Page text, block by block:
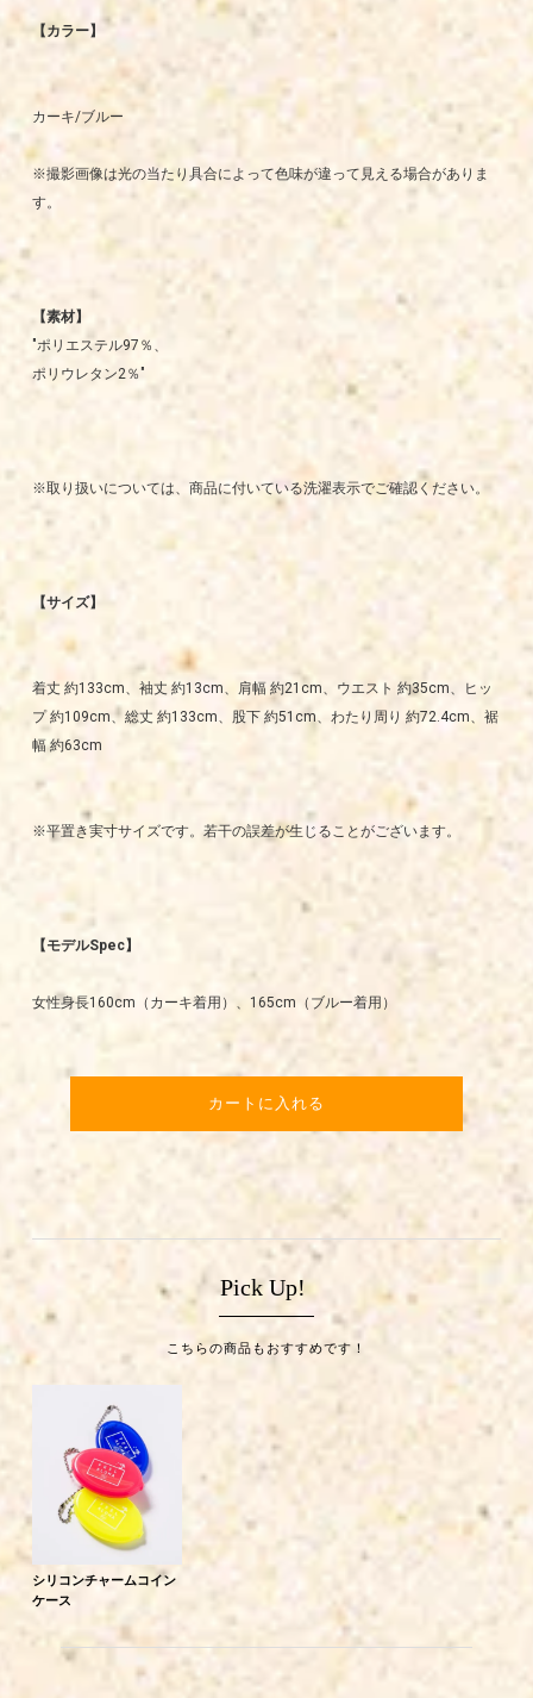
【カラー】
カーキ/ブルー
※撮影画像は光の当たり具合によって色味が違って見える場合がありま
す。
【素材】
"ポリエステル97％、
ポリウレタン2％"
※取り扱いについては、商品に付いている洗濯表示でご確認ください。
【サイズ】
着丈 約133cm、袖丈 約13cm、肩幅 約21cm、ウエスト 約35cm、ヒッ
プ 約109cm、総丈 約133cm、股下 約51cm、わたり周り 約72.4cm、裾
幅 約63cm
※平置き実寸サイズです。若干の誤差が生じることがございます。
【モデルSpec】
女性身長160cm（カーキ着用）、165cm（ブルー着用）
カートに入れる
Pick Up!
こちらの商品もおすすめです！
シリコンチャームコイン
ケース